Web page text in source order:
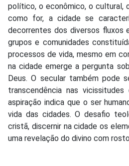
político, o econômico, o cultural,
como for, a cidade se
decorrentes dos diversos fluxos
grupos e comunidades
processos de vida, mesmo em
na cidade emerge a pergunta
Deus. O secular também pode
transcendência nas vicissitudes
aspiração indica que o ser
vida das cidades. O desafio
cristã, discernir na cidade os
uma revelação do divino com